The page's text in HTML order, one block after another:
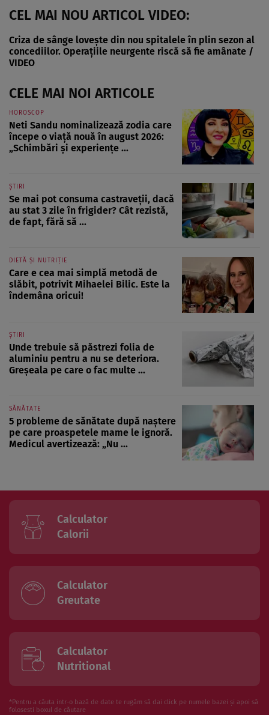
CEL MAI NOU ARTICOL VIDEO:
Criza de sânge lovește din nou spitalele în plin sezon al
concediilor. Operațiile neurgente riscă să fie amânate /
VIDEO
CELE MAI NOI ARTICOLE
HOROSCOP
Neti Sandu nominalizează zodia care
începe o viață nouă în august 2026:
„Schimbări și experiențe ...
ȘTIRI
Se mai pot consuma castraveții, dacă
au stat 3 zile în frigider? Cât rezistă,
de fapt, fără să ...
DIETĂ ȘI NUTRIȚIE
Care e cea mai simplă metodă de
slăbit, potrivit Mihaelei Bilic. Este la
îndemâna oricui!
ȘTIRI
Unde trebuie să păstrezi folia de
aluminiu pentru a nu se deteriora.
Greșeala pe care o fac multe ...
SĂNĂTATE
5 probleme de sănătate după naștere
pe care proaspetele mame le ignoră.
Medicul avertizează: „Nu ...
Calculator
Calorii
Calculator
Greutate
Calculator
Nutritional
*Pentru a căuta intr-o bază de date te rugăm să dai click pe numele bazei și apoi să
folosesti boxul de căutare